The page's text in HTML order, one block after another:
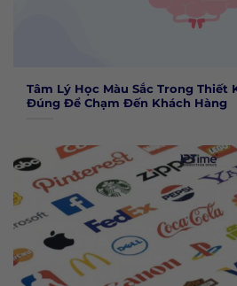
Tâm Lý Học Màu Sắc Trong Thiết
Đúng Để Chạm Đến Khách Hàng